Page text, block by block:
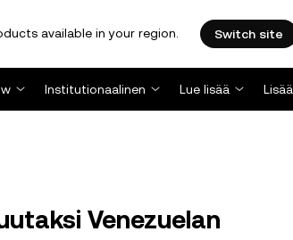
available in your region. Switch site
Institutionaalinen Lue lisää Lisää
Venezuelan